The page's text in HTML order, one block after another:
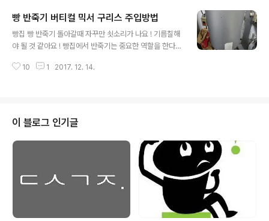
진다. 수작업으로 주간 단위의 합계를 낼 수 있지만 2만개
의 데이터라면 자동화된 방법을 고려해야만 한다.그렇다면
어떻게 해야할까 ? 엑셀의 함수를 이용하면 쉽게 처리할 수
짜 간격의 계산을 할 수 있다. 아래는 날짜 간격의 자료 계
빵 반죽기 버티컬 믹서 구리스 주입방법
빵집 빵 반죽기 돌아갈때 자꾸만 쇳소리가 나요 ! 기름칠해
야 될 것 같아요 ! 빵집에서 반죽기는 중요한 역할을 한다.
반죽이 잘 되어야 빵 맛이 좋아진다.그런데 어느날부터 빵
같은 흐르는 기름이 아닌 구리스를 이용한다. 구리스는 주
입해 놓으면 오래가며 밑으로 흘러 내려가지도 않기 때문
이다. 윤활유를 넣으면 기름이 밑으로 흘러내려 빵 반죽에
섞일 수도 있으니 구리스를 사용해야만 한다.구리스라는
용어가 널리 사용되지만 영어로는 그리스(Grease)이다.
그리스라는 용어를 선호하나 다들 ..
10 1 2017. 12. 14.
이 블로그 인기글